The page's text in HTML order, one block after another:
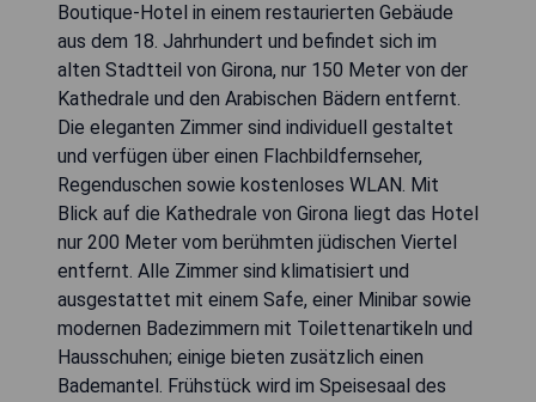
Boutique-Hotel in einem restaurierten Gebäude
aus dem 18. Jahrhundert und befindet sich im
alten Stadtteil von Girona, nur 150 Meter von der
Kathedrale und den Arabischen Bädern entfernt.
Die eleganten Zimmer sind individuell gestaltet
und verfügen über einen Flachbildfernseher,
Regenduschen sowie kostenloses WLAN. Mit
Blick auf die Kathedrale von Girona liegt das Hotel
nur 200 Meter vom berühmten jüdischen Viertel
entfernt. Alle Zimmer sind klimatisiert und
ausgestattet mit einem Safe, einer Minibar sowie
modernen Badezimmern mit Toilettenartikeln und
Hausschuhen; einige bieten zusätzlich einen
Bademantel. Frühstück wird im Speisesaal des